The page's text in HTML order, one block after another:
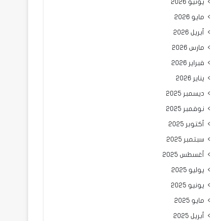
يونيو 2026
مايو 2026
أبريل 2026
مارس 2026
فبراير 2026
يناير 2026
ديسمبر 2025
نوفمبر 2025
أكتوبر 2025
سبتمبر 2025
أغسطس 2025
يوليو 2025
يونيو 2025
مايو 2025
أبريل 2025